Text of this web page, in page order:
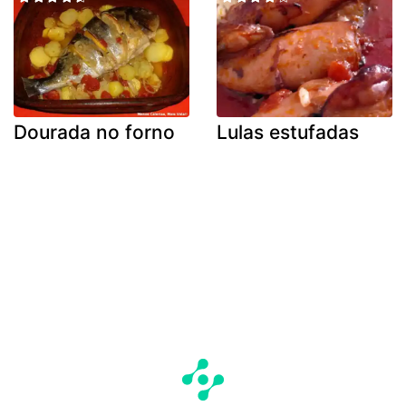
Dourada no forno Lulas estufadas